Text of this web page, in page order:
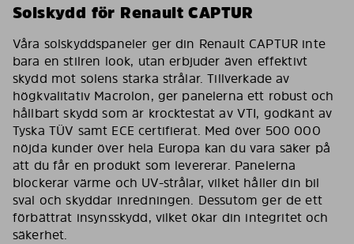
Solskydd för Renault CAPTUR
Våra solskyddspaneler ger din Renault CAPTUR inte
bara en stilren look, utan erbjuder även effektivt
skydd mot solens starka strålar. Tillverkade av
högkvalitativ Macrolon, ger panelerna ett robust och
hållbart skydd som är krocktestat av VTI, godkänt av
Tyska TÜV samt ECE certifierat. Med över 500 000
nöjda kunder över hela Europa kan du vara säker på
att du får en produkt som levererar. Panelerna
blockerar värme och UV-strålar, vilket håller din bil
sval och skyddar inredningen. Dessutom ger de ett
förbättrat insynsskydd, vilket ökar din integritet och
säkerhet.